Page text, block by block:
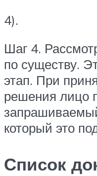
4).
Шаг 4.
по существу.
этап. При
решения лицо
который это
Список